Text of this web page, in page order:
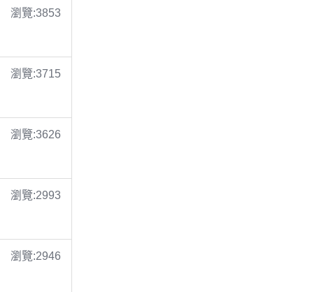
瀏覽:3853
瀏覽:3715
瀏覽:3626
瀏覽:2993
瀏覽:2946